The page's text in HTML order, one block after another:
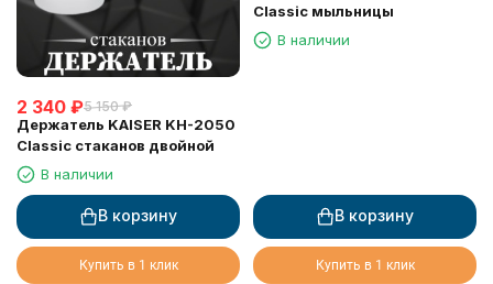
2 340 ₽5 150 ₽
Держатель KAISER KH-2050
Classic стаканов двойной
В наличии
В корзину
Купить в 1 клик
Classic мыльницы
В наличии
В корзину
Купить в 1 клик